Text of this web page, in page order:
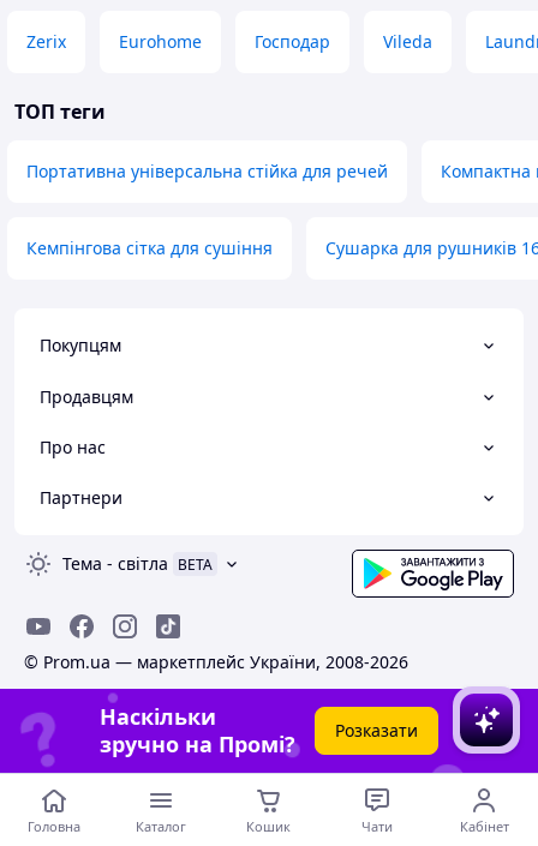
Zerix Eurohome Господар Vileda
ТОП теги
Портативна універсальна стійка для речей Компактна
Кемпінгова сітка для сушіння Сушарка для рушників
Покупцям
Продавцям
Про нас
Партнери
Тема - світла BETA
© Prom.ua — маркетплейс України, 2008-2026
Наскільки
зручно на Промі?
Розказати
Головна Каталог Кошик Чати Кабінет